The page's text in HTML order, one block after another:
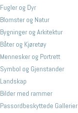
Fugler og Dyr
Blomster og Natur
Bygninger og Arkitektur
Båter og Kjøretøy
Mennesker og Portrett
Symbol og Gjenstander
Landskap
Bilder med rammer
Passordbeskyttede Gallerier